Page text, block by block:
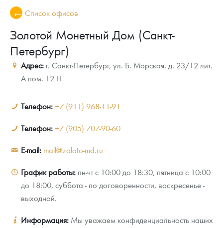
Монеты Россия и СССР
Иностранные
Памятные и старинные монеты
Памятные монеты России и СССР
Монеты Царской России
Монеты стран мира после 1950г
Монеты и жетоны ЗМД
Георгий Победоносец
Золотой червонец Сеятель
Флот: ледоколы и корабли
Подлинность монет
Клуб ЗМД
Гарантии
Выкуп монет
Политика конфиденциальности
Услуги
Подбор монет
Информация
Распродажа монет и жетонов
Новости
Аналитика и события
Итоги 2025 года. Прогноз курсов золота, серебра, платины на
2026 год
Cтатьи
Котировки
Курс золота и серебра
Контакты
Список офисов
Золотой Монетный Дом (Санкт-
Петербург)
Адрес: г. Санкт-Петербург, ул. Б. Морская, д. 23/12 лит.
А пом. 12 Н
Телефон:+7 (911) 968-11-91
Телефон:+7 (905) 707-90-60
E-mail: mail@zoloto-md.ru
График работы: пн-чт с 10:00 до 18:30, пятница с 10:00
до 18:00, суббота - по договоренности, воскресенье -
выходной.
Информация: Мы уважаем конфиденциальность наших